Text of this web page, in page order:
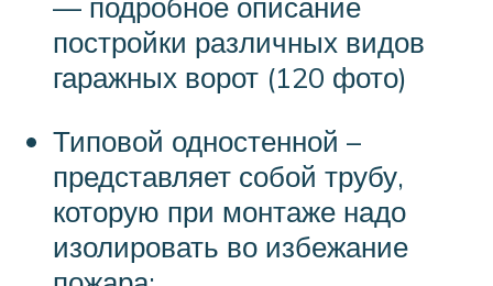
постройки различных видов
гаражных ворот (120 фото)
Типовой одностенной –
представляет собой трубу,
которую при монтаже надо
изолировать во избежание